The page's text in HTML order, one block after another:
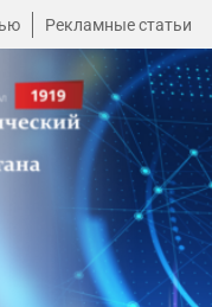
Рекламные статьи